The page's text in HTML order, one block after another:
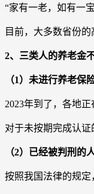
“家有一老，如有一
目前，大多数省份
2、三类人的养老金
（1）未进行养老保
2023年到了，各地
对于未按期完成认
（2）已经被判刑的
按照我国法律的规